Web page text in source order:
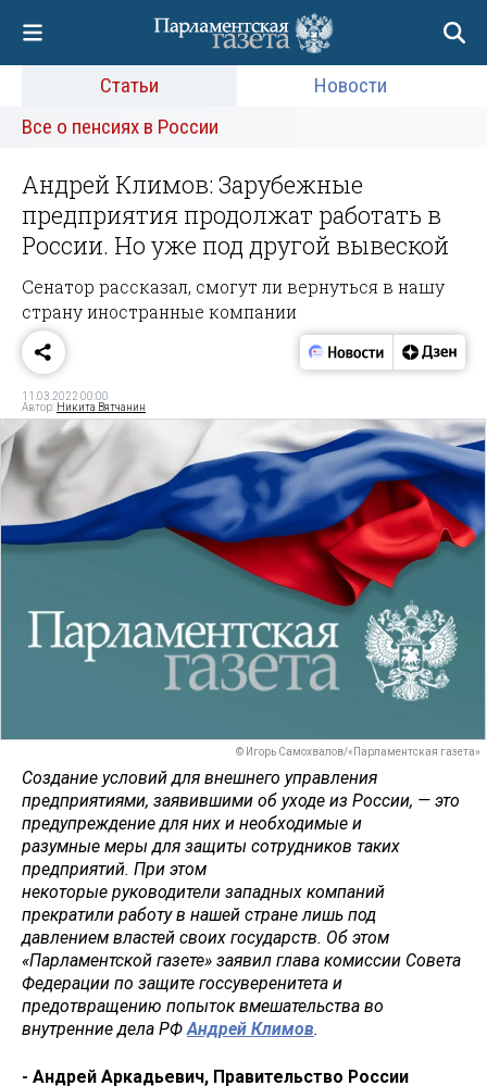
Статьи
Новости
Все о пенсиях в России
Андрей Климов: Зарубежные
предприятия продолжат работать в
России. Но уже под другой вывеской
Сенатор рассказал, смогут ли вернуться в нашу
страну иностранные компании
11.03.2022 00:00
Автор: Никита Вятчанин
© Игорь Самохвалов/«Парламентская газета»
Создание условий для внешнего управления
предприятиями, заявившими об уходе из России, — это
предупреждение для них и необходимые и
разумные меры для защиты сотрудников таких
предприятий. При этом
некоторые руководители западных компаний
прекратили работу в нашей стране лишь под
давлением властей своих государств. Об этом
«Парламентской газете» заявил глава комиссии Совета
Федерации по защите госсуверенитета и
предотвращению попыток вмешательства во
внутренние дела РФ Андрей Климов.
- Андрей Аркадьевич, Правительство России